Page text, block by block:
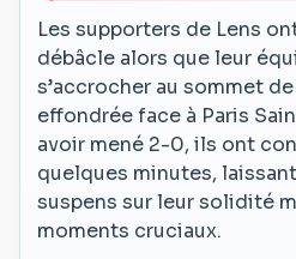
Les supporters de Lens
débâcle alors que leur
s’accrocher au sommet de
effondrée face à Paris
avoir mené 2-0, ils ont
quelques minutes,
suspens sur leur solidité
moments cruciaux.